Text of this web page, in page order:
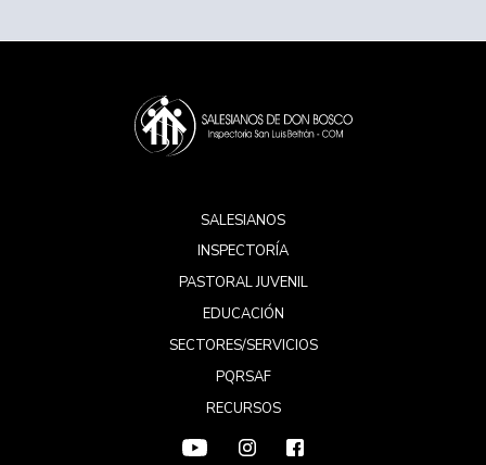
SALESIANOS
INSPECTORÍA
PASTORAL JUVENIL
EDUCACIÓN
SECTORES/SERVICIOS
PQRSAF
RECURSOS